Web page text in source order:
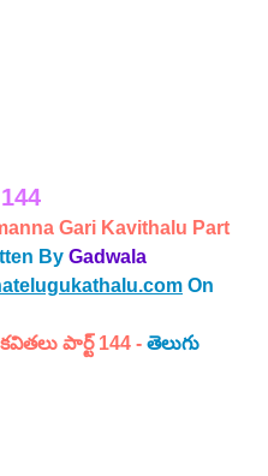
Gari Kavithalu Part
By Gadwala
On
పార్ట్ 144 - తెలుగు